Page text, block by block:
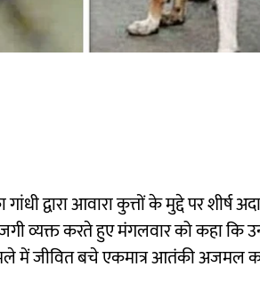
द्वारा आवारा कुत्तों के मुद्दे पर
व्यक्त करते हुए मंगलवार को कहा कि
में जीवित बचे एकमात्र आतंकी अजमल